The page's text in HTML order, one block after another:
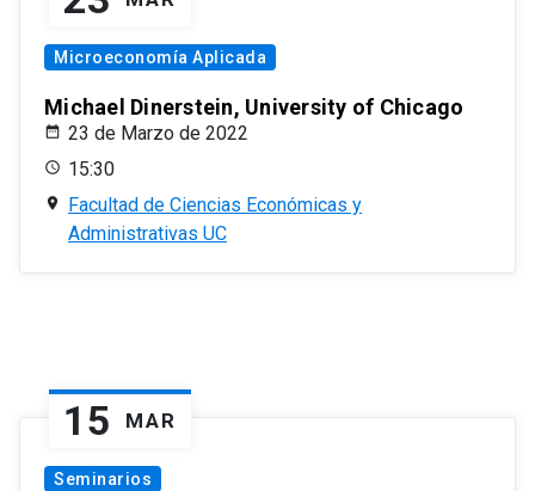
Microeconomía Aplicada
Michael Dinerstein, University of Chicago
23 de Marzo de 2022
15:30
Facultad de Ciencias Económicas y
Administrativas UC
15 MAR
Seminarios